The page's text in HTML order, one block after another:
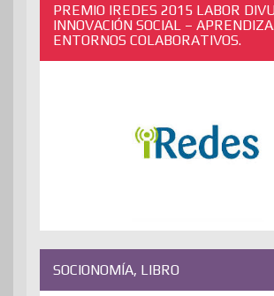
PREMIO IREDES 2015 LABOR
INNOVACIÓN SOCIAL –
ENTORNOS COLABORATIVOS.
SOCIONOMÍA, LIBRO